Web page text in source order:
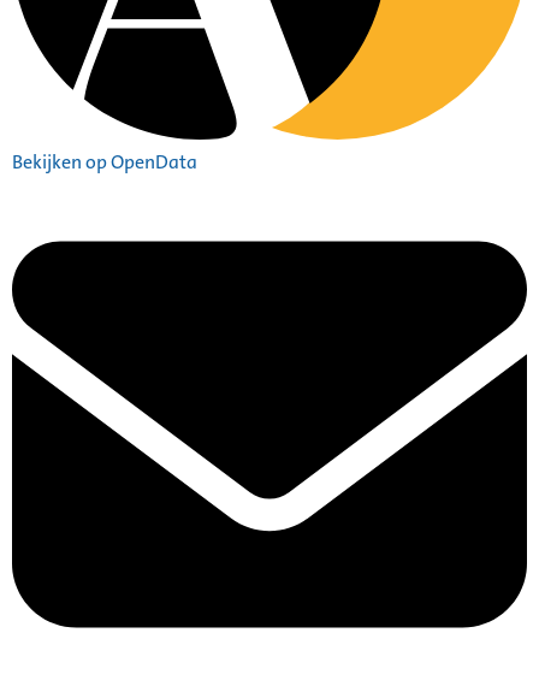
Bekijken op OpenData